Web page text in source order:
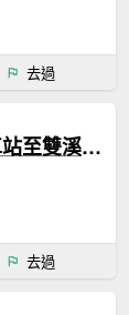
去過
淡蘭北路第四段：瑞芳車站至雙溪車站
去過